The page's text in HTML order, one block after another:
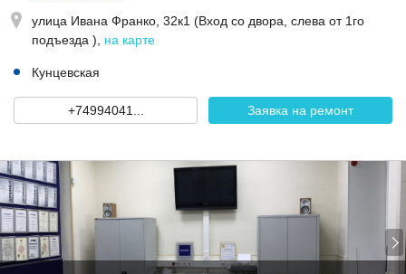
улица Ивана Франко, 32к1 (Вход со двора, слева от 1го
подъезда )
на карте
Кунцевская
+74994041... Заявка на ремонт